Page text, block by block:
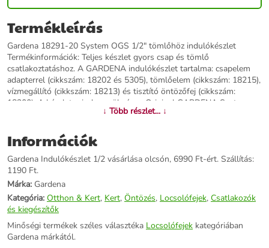
Termékleírás
Gardena 18291-20 System OGS 1/2" tömlőhöz indulókészlet
Termékinformációk: Teljes készlet gyors csap és tömlő
csatlakoztatáshoz. A GARDENA indulókészlet tartalma: csapelem
adapterrel (cikkszám: 18202 és 5305), tömlőelem (cikkszám: 18215),
vízmegállító (cikkszám: 18213) és tisztító öntözőfej (cikkszám:
18300). A készlet minden szükséges Original GARDENA System
rendszerelemet és egy tisztító öntözőfejet biztosít a tömlő azonnali
System rendszerelemekkel és tisztító locsolóval a tömlő azonnali
használatához - Fagy ellen védett:Igen
További információk>>
↓ Több részlet... ↓
Információk
Gardena Indulókészlet 1/2 vásárlása olcsón, 6990 Ft-ért. Szállítás:
1190 Ft.
Márka: Gardena
Kategória: Otthon & Kert, Kert, Öntözés, Locsolófejek, Csatlakozók
és kiegészítők
Minőségi termékek széles választéka Locsolófejek kategóriában
Gardena márkától.